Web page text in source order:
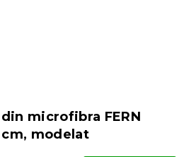
microfibra FERN
cm, modelat